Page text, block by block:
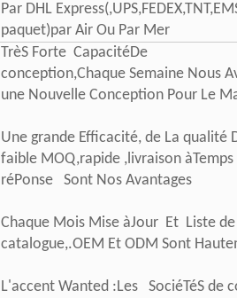
Par DHL
paquet)par Air Ou Par Mer
TrèS Forte CapacitéDe
conception,Chaque Semaine Nous
une Nouvelle Conception Pour Le
Une grande Efficacité, de La qualité
faible MOQ,rapide ,livraison àTemps
réPonse Sont Nos Avantages
Chaque Mois Mise àJour Et Liste
catalogue,.OEM Et ODM Sont
L'accent Wanted :Les SociéTéS de